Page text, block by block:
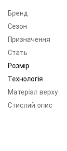
Бренд
Сезон
Призначення
Стать
Розмір
Технологія
Матеріал верху
Стислий опис